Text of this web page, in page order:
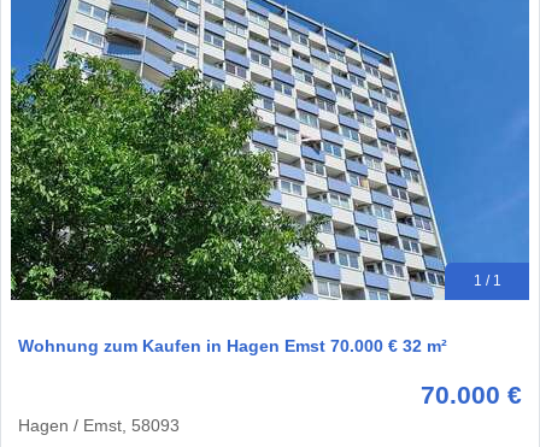
1 / 1
Wohnung zum Kaufen in Hagen Emst 70.000 € 32 m²
70.000 €
Hagen / Emst, 58093